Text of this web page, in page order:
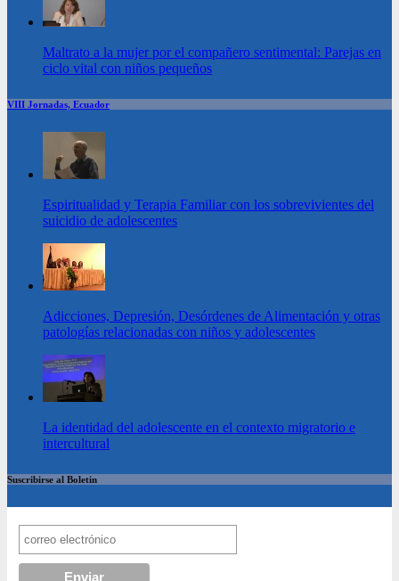
Maltrato a la mujer por el compañero sentimental: Parejas en
ciclo vital con niños pequeños
VIII Jornadas, Ecuador
Espiritualidad y Terapia Familiar con los sobrevivientes del
suicidio de adolescentes
Adicciones, Depresión, Desórdenes de Alimentación y otras
patologías relacionadas con niños y adolescentes
La identidad del adolescente en el contexto migratorio e
intercultural
Suscribirse al Boletin